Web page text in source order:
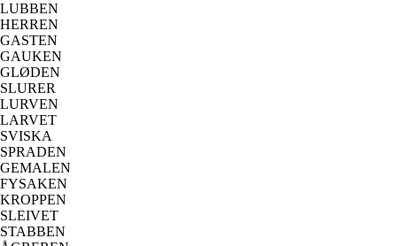
LUBBEN
HERREN
GASTEN
GAUKEN
GLØDEN
SLURER
LURVEN
LARVET
SVISKA
SPRADEN
GEMALEN
FYSAKEN
KROPPEN
SLEIVET
STABBEN